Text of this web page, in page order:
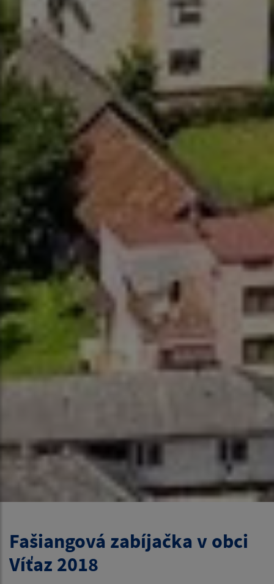
Fašiangová zabíjačka v obci
Víťaz 2018